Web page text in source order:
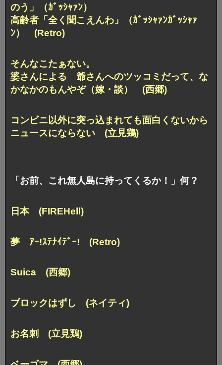
のう」（ｶﾞｯｼｬｧﾝ）
高齢者「全く聞こえんわ」（ｶﾞｯｼｬｧﾝｶﾞｯｼｬｧ
ﾝ） (Retro)
そんなこたぁない。
婆さんによる 爺さんへのツッコミだって、 な
かなかのもんやぞ（嫁・談） (西郷)
コンビニ以外に突っ込まれても面白くないから
ニュースにならない (立見鶏)
「お前、これ無人島に持ってくるか！」何？
日本 (FIREHell)
夢 ｱｰ!ｽﾃﾅｲﾃﾞｰ! (Retro)
Suica (西郷)
ブロックはずし (ネイティ)
お名刺 (立見鶏)